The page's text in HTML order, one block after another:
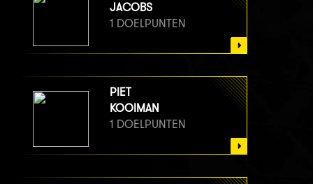
JACOBS
1 DOELPUNTEN
PIET
KOOIMAN
1 DOELPUNTEN